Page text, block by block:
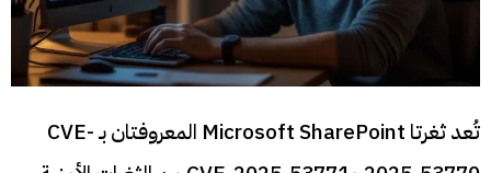
تُعد ثغرتا Microsoft SharePoint المعروفتان بـ CVE-